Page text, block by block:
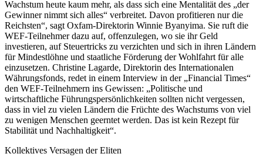
Wachstum heute kaum mehr, als dass sich eine Mentalität des „der
Gewinner nimmt sich alles“ verbreitet. Davon profitieren nur die
Reichsten“, sagt Oxfam-Direktorin Winnie Byanyima. Sie ruft die
WEF-Teilnehmer dazu auf, offenzulegen, wo sie ihr Geld
investieren, auf Steuertricks zu verzichten und sich in ihren Ländern
für Mindestlöhne und staatliche Förderung der Wohlfahrt für alle
einzusetzen. Christine Lagarde, Direktorin des Internationalen
Währungsfonds, redet in einem Interview in der „Financial Times“
den WEF-Teilnehmern ins Gewissen: „Politische und
wirtschaftliche Führungspersönlichkeiten sollten nicht vergessen,
dass in viel zu vielen Ländern die Früchte des Wachstums von viel
zu wenigen Menschen geerntet werden. Das ist kein Rezept für
Stabilität und Nachhaltigkeit“.
Kollektives Versagen der Eliten